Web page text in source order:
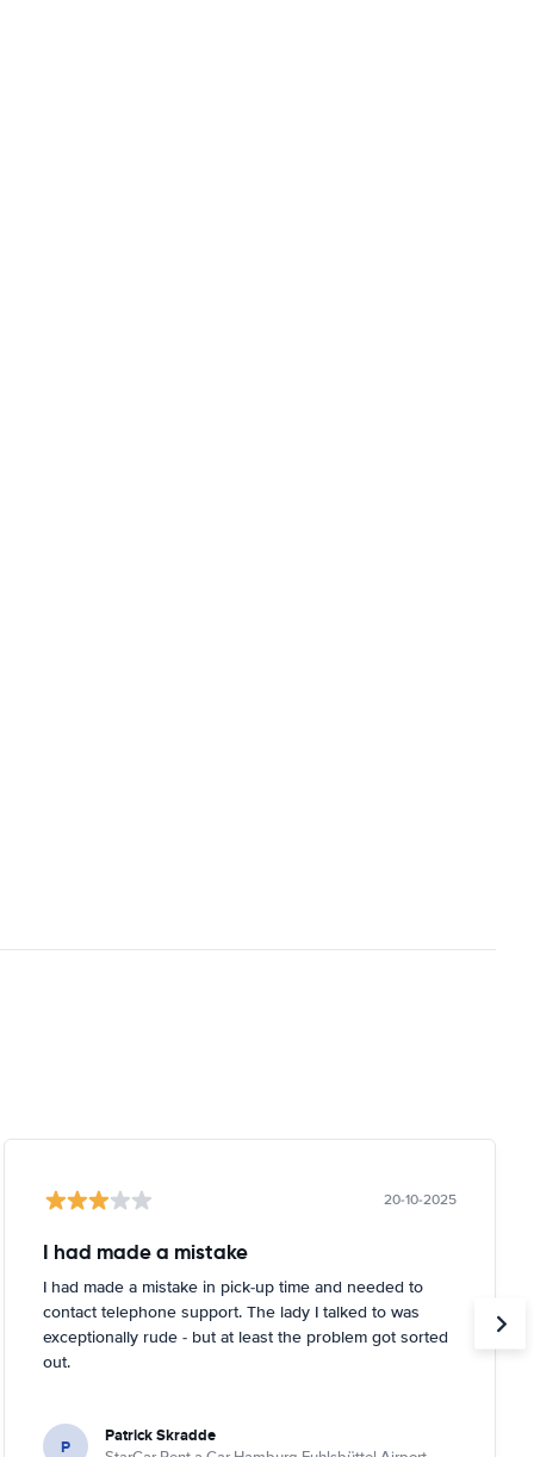
20-10-2025
I had made a mistake
I had made a mistake in pick-up time and needed to
contact telephone support. The lady I talked to was
exceptionally rude - but at least the problem got sorted
out.
P Patrick Skradde